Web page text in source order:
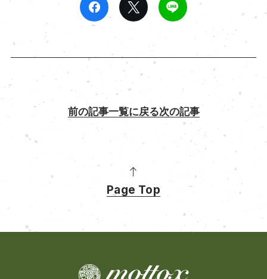
前の記事一覧に戻る次の記事
Page Top